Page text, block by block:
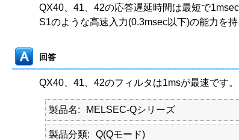
QX40、41、42の応答遅延時間は最短で
S1のような高速入力(0.3msec以下)の能力を
回答
QX40、41、42のフィルタは1msが最速です。
製品名 MELSEC-Qシリーズ
製品分類 Q(Qモード)